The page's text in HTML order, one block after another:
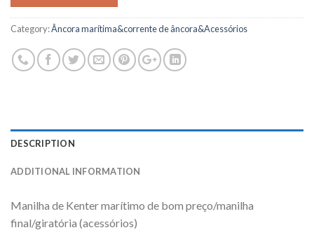
Category:Âncora marítima&corrente de âncora&Acessórios
DESCRIPTION
ADDITIONAL INFORMATION
Manilha de Kenter marítimo de bom preço/manilha
final/giratória (acessórios)